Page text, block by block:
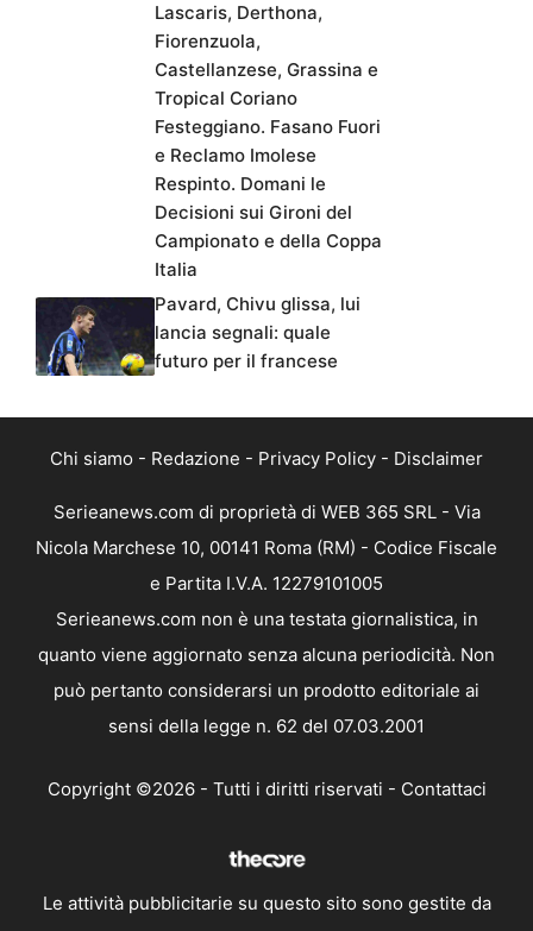
Lascaris, Derthona,
Fiorenzuola,
Castellanzese, Grassina e
Tropical Coriano
Festeggiano. Fasano Fuori
e Reclamo Imolese
Respinto. Domani le
Decisioni sui Gironi del
Campionato e della Coppa
Italia
Pavard, Chivu glissa, lui
lancia segnali: quale
futuro per il francese
Chi siamo - Redazione - Privacy Policy - Disclaimer
Serieanews.com di proprietà di WEB 365 SRL - Via
Nicola Marchese 10, 00141 Roma (RM) - Codice Fiscale
e Partita I.V.A. 12279101005
Serieanews.com non è una testata giornalistica, in
quanto viene aggiornato senza alcuna periodicità. Non
può pertanto considerarsi un prodotto editoriale ai
sensi della legge n. 62 del 07.03.2001
Copyright ©2026 - Tutti i diritti riservati - Contattaci
Le attività pubblicitarie su questo sito sono gestite da